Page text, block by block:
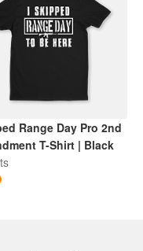
Range Day Pro 2nd
T-Shirt | Black